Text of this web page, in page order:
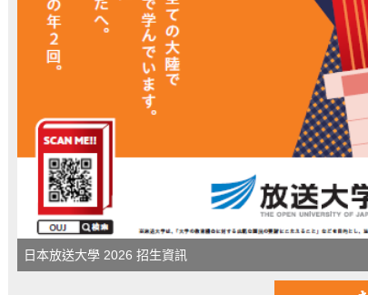
日本放送大學 2026 招生資訊